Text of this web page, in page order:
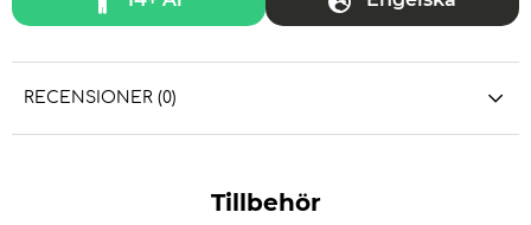
RECENSIONER (0)
Tillbehör